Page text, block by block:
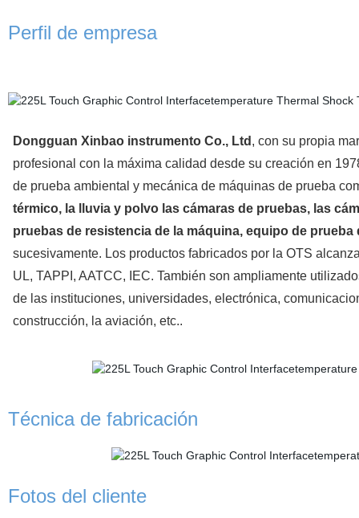
Perfil de empresa
Dongguan Xinbao instrumento Co., Ltd , con su propia
profesional con la máxima calidad desde su creación en
de prueba ambiental y mecánica de máquinas de prueba
térmico, la lluvia y polvo las cámaras de pruebas, las
pruebas de resistencia de la máquina, equipo de
sucesivamente. Los productos fabricados por la OTS
UL, TAPPI, AATCC, IEC. También son ampliamente
de las instituciones, universidades, electrónica,
construcción, la aviación, etc..
Técnica de fabricación
Fotos del cliente